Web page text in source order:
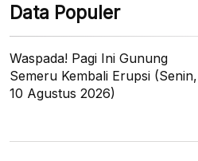
Data Populer
Waspada! Pagi Ini Gunung
Semeru Kembali Erupsi (Senin,
10 Agustus 2026)